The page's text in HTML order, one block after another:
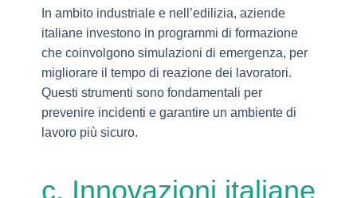
In ambito industriale e nell’edilizia, aziende
italiane investono in programmi di formazione
che coinvolgono simulazioni di emergenza, per
migliorare il tempo di reazione dei lavoratori.
Questi strumenti sono fondamentali per
prevenire incidenti e garantire un ambiente di
lavoro più sicuro.
c. Innovazioni italiane